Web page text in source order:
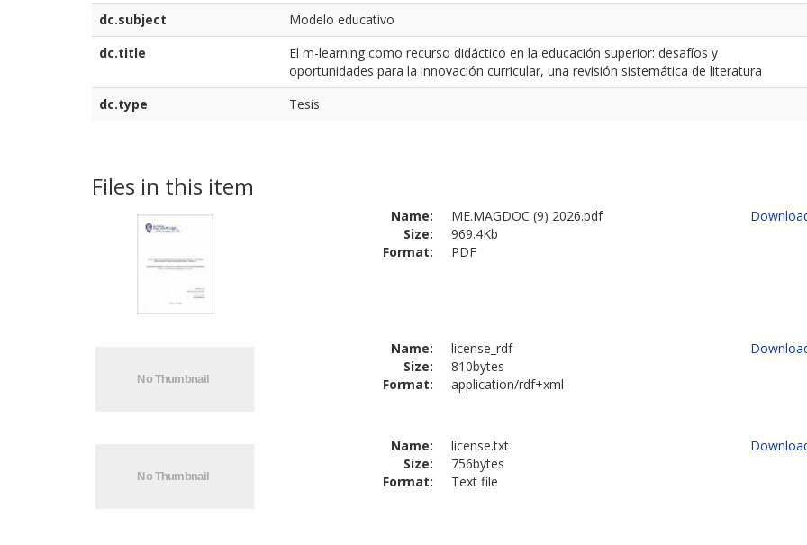
dc.subject
Modelo educativo
dc.title
El m-learning como recurso didáctico en la educación superior: desafíos y
oportunidades para la innovación curricular, una revisión sistemática de literatura
dc.type
Tesis
Files in this item
Name:
ME.MAGDOC (9) 2026.pdf
Size:
969.4Kb
Format:
PDF
Name:
license_rdf
Size:
810bytes
Format:
application/rdf+xml
Name:
license.txt
Size:
756bytes
Format:
Text file